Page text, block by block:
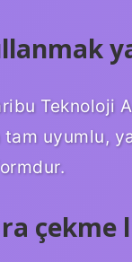
Teknoloji
tam uyumlu,
çekme